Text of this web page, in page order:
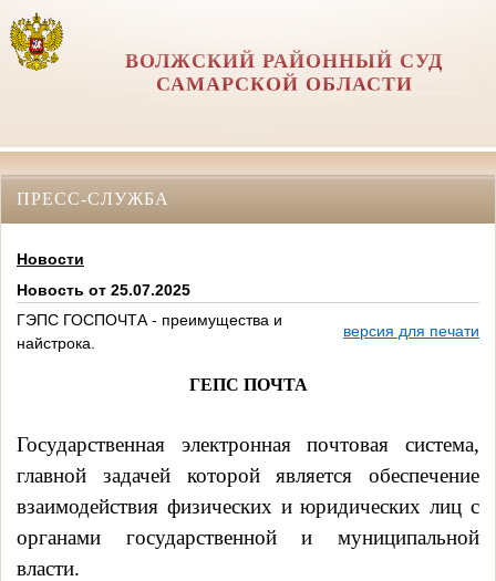
ВОЛЖСКИЙ РАЙОННЫЙ СУД
САМАРСКОЙ ОБЛАСТИ
ПРЕСС-СЛУЖБА
Новости
Новость от 25.07.2025
ГЭПС ГОСПОЧТА - преимущества и
найстрока.
версия для печати
ГЕПС ПОЧТА
Государственная электронная почтовая система,
главной задачей которой является обеспечение
взаимодействия физических и юридических лиц с
органами государственной и муниципальной
власти.